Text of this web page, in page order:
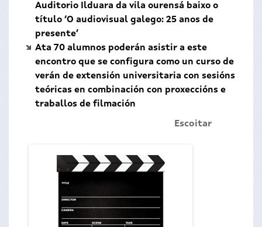
Auditorio Ilduara da vila ourensá baixo o
título ‘O audiovisual galego: 25 anos de
presente’
Ata 70 alumnos poderán asistir a este
encontro que se configura como un curso de
verán de extensión universitaria con sesións
teóricas en combinación con proxeccións e
traballos de filmación
Escoitar